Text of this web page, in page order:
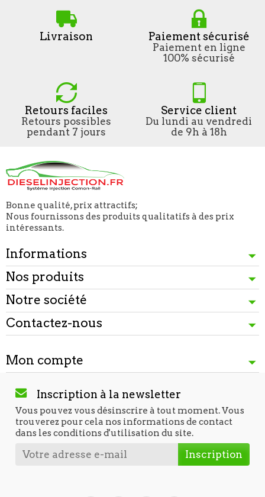
Livraison Paiement sécurisé
Paiement en ligne
100% sécurisé
Retours faciles
Retours possibles
pendant 7 jours
Service client
Du lundi au vendredi
de 9h à 18h
Bonne qualité, prix attractifs;
Nous fournissons des produits qualitatifs à des prix
intéressants.
Informations
Nos produits
Notre société
Contactez-nous
Mon compte
Inscription à la newsletter
Vous pouvez vous désinscrire à tout moment. Vous
trouverez pour cela nos informations de contact
dans les conditions d'utilisation du site.